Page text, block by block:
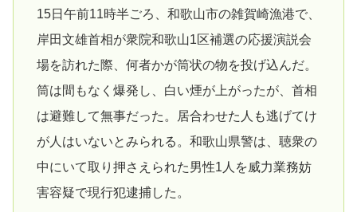
15日午前11時半ごろ、和歌山市の雑賀崎漁港で、
岸田文雄首相が衆院和歌山1区補選の応援演説会
場を訪れた際、何者かが筒状の物を投げ込んだ。
筒は間もなく爆発し、白い煙が上がったが、首相
は避難して無事だった。居合わせた人も逃げてけ
が人はいないとみられる。和歌山県警は、聴衆の
中にいて取り押さえられた男性1人を威力業務妨
害容疑で現行犯逮捕した。